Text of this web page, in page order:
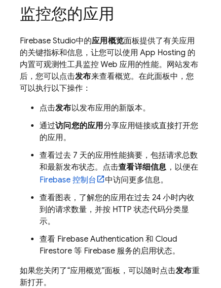
监控您的应用
Firebase Studio中的应用概览面板提供了有关应用
的关键指标和信息，让您可以使用 App Hosting 的
内置可观测性工具监控 Web 应用的性能。网站发布
后，您可以点击发布来查看概览。在此面板中，您
可以执行以下操作：
点击发布以发布应用的新版本。
通过访问您的应用分享应用链接或直接打开您
的应用。
查看过去 7 天的应用性能摘要，包括请求总数
和最新发布状态。点击查看详细信息，以便在
Firebase 控制台
中访问更多信息。
查看图表，了解您的应用在过去 24 小时内收
到的请求数量，并按 HTTP 状态代码分类显
示。
查看 Firebase Authentication 和 Cloud
Firestore 等 Firebase 服务的启用状态。
如果您关闭了“应用概览”面板，可以随时点击发布重
新打开。